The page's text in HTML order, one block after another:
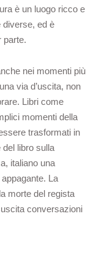
è un luogo ricco e
diverse, ed è
parte.
nei momenti più
via d’uscita, non
Libri come
momenti della
trasformati in
del libro sulla
italiano una
La
morte del regista
conversazioni